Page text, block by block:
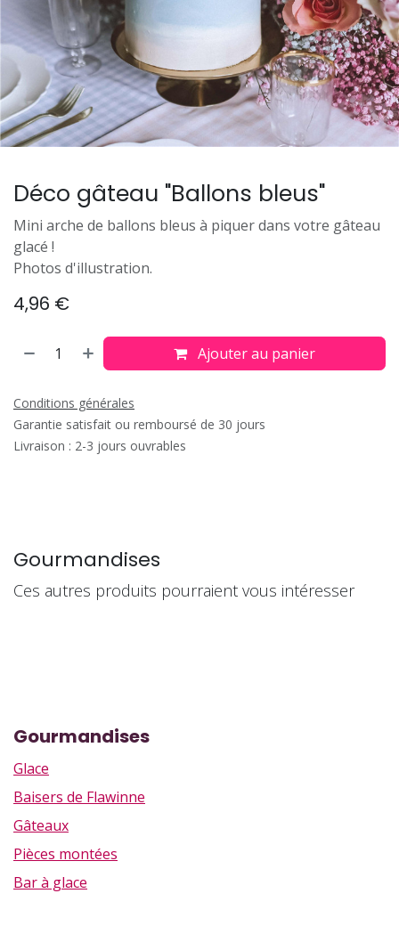
Déco gâteau "Ballons bleus"
Mini arche de ballons bleus à piquer dans votre gâteau
glacé !
Photos d'illustration.
4,96 €
Ajouter au panier
Conditions générales
Garantie satisfait ou remboursé de 30 jours
Livraison : 2-3 jours ouvrables
Gourmandises
Ces autres produits pourraient vous intéresser
Gourmandises
Glace
Baisers de Flawinne
Gâteaux
Pièces montées
Bar à glace